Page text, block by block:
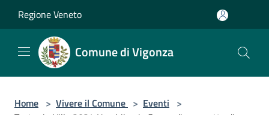
Regione Veneto
Comune di Vigonza
Home > Vivere il Comune > Eventi >